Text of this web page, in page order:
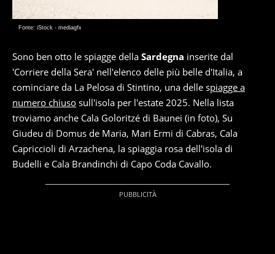
Fonte: iStock - mediagfx
Sono ben otto le spiagge della Sardegna inserite dal
'Corriere della Sera' nell'elenco delle più belle d'Italia, a
cominciare da La Pelosa di Stintino, una delle spiagge a
numero chiuso sull'isola per l'estate 2025. Nella lista
troviamo anche Cala Goloritzé di Baunei (in foto), Su
Giudeu di Domus de Maria, Mari Ermi di Cabras, Cala
Capriccioli di Arzachena, la spiaggia rosa dell'isola di
Budelli e Cala Brandinchi di Capo Coda Cavallo.